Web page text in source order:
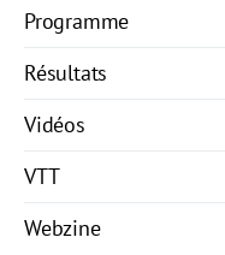
Programme
Résultats
Vidéos
VTT
Webzine